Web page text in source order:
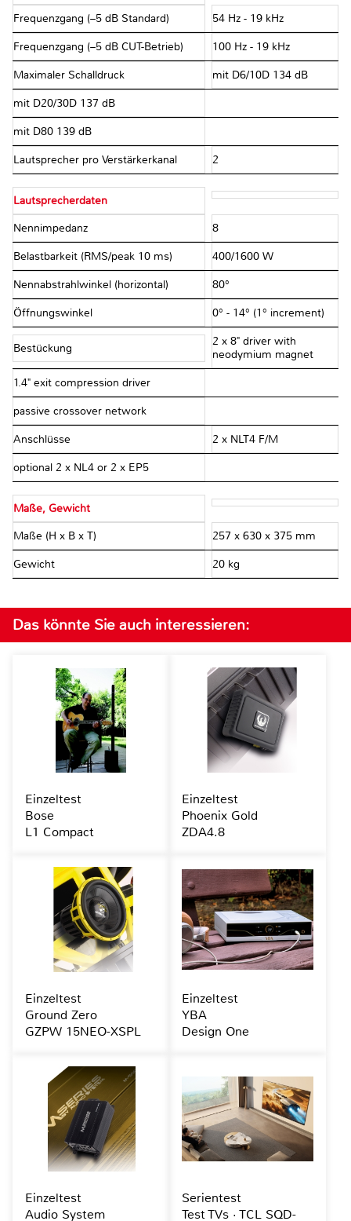
Frequenzgang (–5 dB Standard) 54 Hz - 19 kHz
Frequenzgang (–5 dB CUT-Betrieb) 100 Hz - 19 kHz
Maximaler Schalldruck mit D6/10D 134 dB
mit D20/30D 137 dB
mit D80 139 dB
Lautsprecher pro Verstärkerkanal 2
Lautsprecherdaten
Nennimpedanz 8 Ω
Belastbarkeit (RMS/peak 10 ms) 400/1600 W
Nennabstrahlwinkel (horizontal) 80°
Öffnungswinkel 0° - 14° (1° increment)
Bestückung
2 x 8" driver with
neodymium magnet
1.4" exit compression driver
passive crossover network
Anschlüsse 2 x NLT4 F/M
optional 2 x NL4 or 2 x EP5
Maße, Gewicht
Maße (H x B x T) 257 x 630 x 375 mm
Gewicht 20 kg
Das könnte Sie auch interessieren:
Einzeltest
Bose
L1 Compact
Einzeltest
Phoenix Gold
ZDA4.8
Einzeltest
Ground Zero
GZPW 15NEO-XSPL
Einzeltest
YBA
Design One
Einzeltest
Audio System
Serientest
Test TVs · TCL SQD-